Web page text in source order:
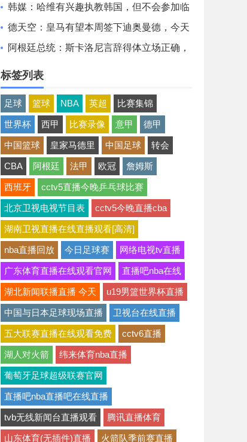
奥离队他将是引援候选
韩媒：哈维有兴趣执教韩国，但不会参加临
时主帅的公开招募
德天空：皇马有望本周签下迪奥曼德，今天
谈判后非常接近达协议
阿根廷总统：斯卡洛尼言辞得体立场正确，
可教授任何领导力课程
标签列表
足球 篮球 NBA 英超 比赛集锦
世界杯 西甲 比赛录像 意甲 德甲
中国篮球 皇家马德里 中国足球 转会
CBA 阿根廷 法甲 欧冠 詹姆斯
西班牙 cctv5直播今晚乒乓球比赛
北京卫视电视节目表 cctv5今晚直播cba
湖南卫视直播在线直播观看[高清]
nba直播回放 今日足球赛 网络电视tv直播
广东体育直播在线观看官网 直播吧nba在线
湖北新闻联播直播 今天 u19男篮世界杯直播
中国与日本足球现场直播 卫视台在线直播
五大联赛直播在线观看免费 cctv6直播
湖人对火箭 纬来体育nba直播
葡萄牙足球超级联赛官网
直播吧nba直播吧在线直播
tvb无线新闻台直播观看 腾讯直播体育
山东体育(无插件)直播 火箭队季前赛直播